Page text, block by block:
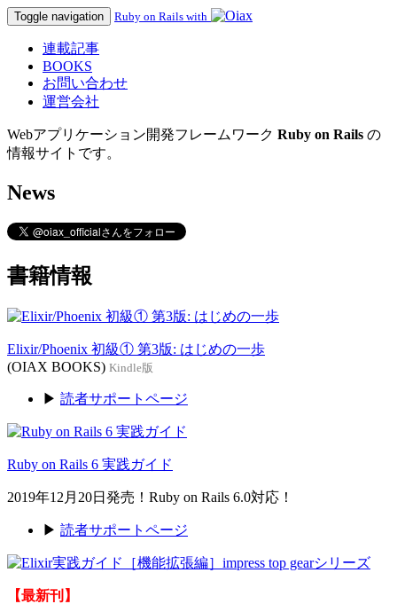
Toggle navigation Ruby on Rails with
連載記事
BOOKS
お問い合わせ
運営会社
Webアプリケーション開発フレームワーク Ruby on Rails の
情報サイトです。
News
書籍情報
Elixir/Phoenix 初級① 第3版: はじめの一歩
(OIAX BOOKS) Kindle版
▶ 読者サポートページ
Ruby on Rails 6 実践ガイド
2019年12月20日発売！Ruby on Rails 6.0対応！
▶ 読者サポートページ
【最新刊】